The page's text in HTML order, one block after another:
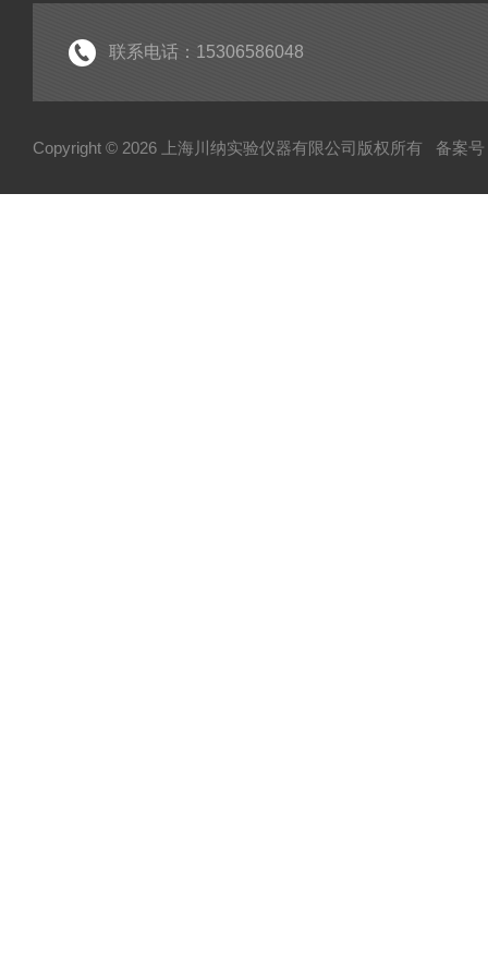
联系电话：15306586048
Copyright © 2026 上海川纳实验仪器有限公司版权所有 备案号